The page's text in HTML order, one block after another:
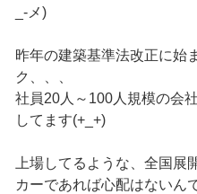
_-メ)
昨年の建築基準法改正に始
ク、、、
社員20人～100人規模の会
してます(+_+)
上場してるような、全国展
カーであれば心配はないん